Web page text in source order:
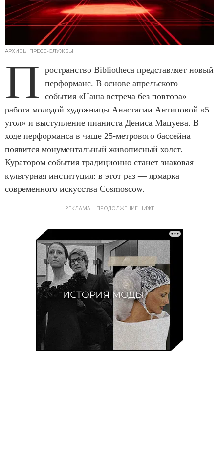
АРХИВЫ ПРЕСС-СЛУЖБЫ
П ространство Bibliotheca представляет новый
перформанс. В основе апрельского
события «Наша встреча без повтора» —
работа молодой художницы Анастасии Антиповой «5
угол» и выступление пианиста Дениса Мацуева. В
ходе перформанса в чаше 25-метрового бассейна
появится монументальный живописный холст.
Куратором события традиционно станет знаковая
культурная институция: в этот раз — ярмарка
современного искусства Cosmoscow.
РЕКЛАМА – ПРОДОЛЖЕНИЕ НИЖЕ